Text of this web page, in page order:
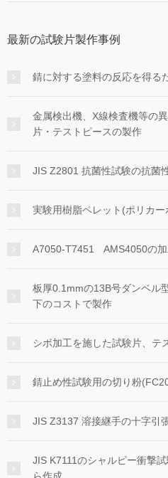
最新の試験片製作事例
錆に対する塗料の反応を得る
金属検出機、X線検査機等の
片・テストピースの製作
JIS Z2801 抗菌性試験の抗菌
実験用樹脂ペレット(ポリカ
A7050-T7451 AMS4050の加
板厚0.1mmの13B号ダンベル
下のコストで製作
シボ加工を施した試験片、テ
錆止め性試験用の切り粉
JIS Z3137 溶接継手の十字引
JIS K7111のシャルピー衝撃